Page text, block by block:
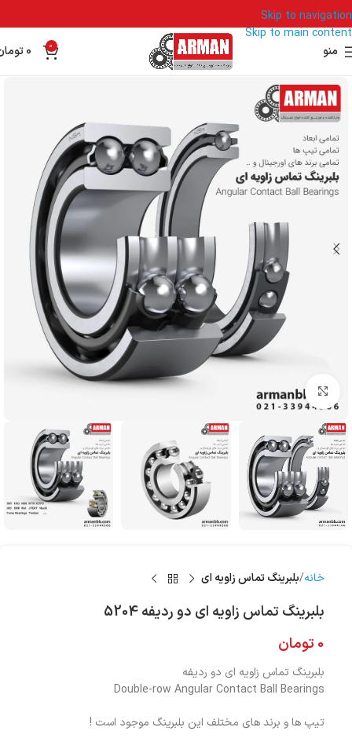
Skip to navigation
Skip to main content
منو
0
0
بزرگنمایی تصویر
خانه بلبرینگ تماس زاویه ای
بلبرینگ تماس زاویه ای دو ردیفه 5204
0 تومان
بلبرینگ تماس زاویه ای دو ردیفه
Double-row Angular Contact Ball Bearings
تیپ ها و برند های مختلف این بلبرینگ موجود است !